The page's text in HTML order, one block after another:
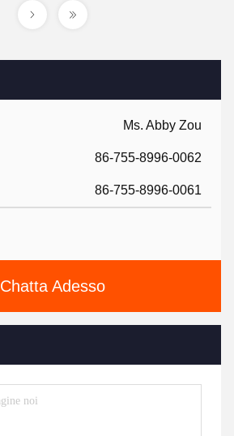
Ms. Abby Zou
86-755-8996-0062
86-755-8996-0061
Chatta Adesso